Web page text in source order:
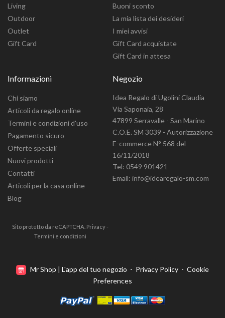
Living
Outdoor
Outlet
Gift Card
Buoni sconto
La mia lista dei desideri
I miei avvisi
Gift Card acquistate
Gift Card in attesa
Informazioni
Chi siamo
Articoli da regalo online
Termini e condizioni d'uso
Pagamento sicuro
Offerte speciali
Nuovi prodotti
Contatti
Articoli per la casa online
Blog
Negozio
Idea Regalo di Ugolini Claudia
Via Saponaia, 28
47899 Serravalle - San Marino
C.O.E. SM 3039 - Autorizzazione
E-commerce N° 568 del
16/11/2018
Tel: 0549 901421
Email: info@idearegalo-sm.com
Sito protetto da reCAPTCHA. Privacy-
Termini e condizioni
Mr Shop | L'app del tuo negozio - Privacy Policy - Cookie
Preferences